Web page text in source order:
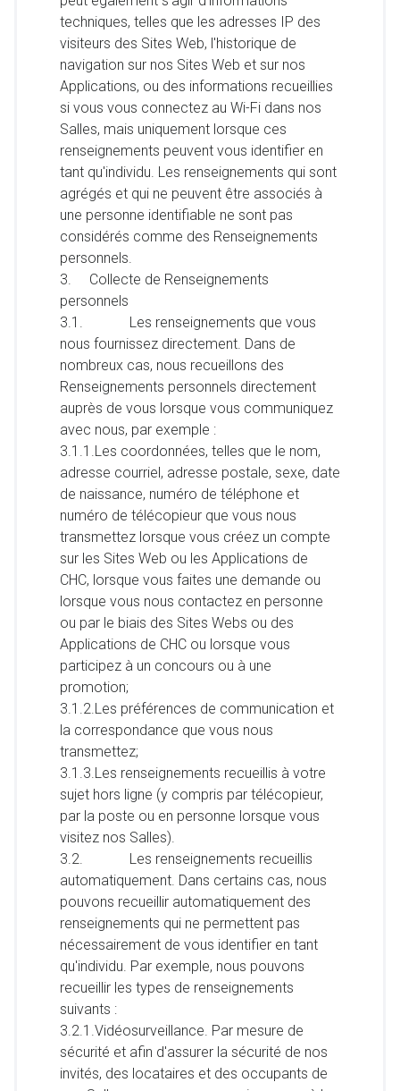
techniques, telles que les adresses IP des
visiteurs des Sites Web, l'historique de
navigation sur nos Sites Web et sur nos
Applications, ou des informations recueillies
si vous vous connectez au Wi-Fi dans nos
Salles, mais uniquement lorsque ces
renseignements peuvent vous identifier en
tant qu'individu. Les renseignements qui sont
agrégés et qui ne peuvent être associés à
une personne identifiable ne sont pas
considérés comme des Renseignements
personnels.
3. Collecte de Renseignements
personnels
3.1. Les renseignements que vous
nous fournissez directement. Dans de
nombreux cas, nous recueillons des
Renseignements personnels directement
auprès de vous lorsque vous communiquez
avec nous, par exemple :
3.1.1.Les coordonnées, telles que le nom,
adresse courriel, adresse postale, sexe, date
de naissance, numéro de téléphone et
numéro de télécopieur que vous nous
transmettez lorsque vous créez un compte
sur les Sites Web ou les Applications de
CHC, lorsque vous faites une demande ou
lorsque vous nous contactez en personne
ou par le biais des Sites Webs ou des
Applications de CHC ou lorsque vous
participez à un concours ou à une
promotion;
3.1.2.Les préférences de communication et
la correspondance que vous nous
transmettez;
3.1.3.Les renseignements recueillis à votre
sujet hors ligne (y compris par télécopieur,
par la poste ou en personne lorsque vous
visitez nos Salles).
3.2. Les renseignements recueillis
automatiquement. Dans certains cas, nous
pouvons recueillir automatiquement des
renseignements qui ne permettent pas
nécessairement de vous identifier en tant
qu'individu. Par exemple, nous pouvons
recueillir les types de renseignements
suivants :
3.2.1.Vidéosurveillance. Par mesure de
sécurité et afin d'assurer la sécurité de nos
invités, des locataires et des occupants de